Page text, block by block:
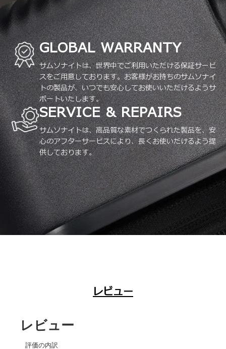
GLOBAL WARRANTY
サムソナイトは、世界中でご利用いただける保証サービ
スをご用意しております。お客様がお持ちのサムソナイ
トの製品が、いつでも安心してお使いいただけるようサ
ポートいたします。
SERVICE & REPAIRS
サムソナイトは、高品質な素材でつくられた製品を、安
心のアフターサービスにより、長くお使いだけるよう提
供しております。
レビュー
レビュー
評価の内訳